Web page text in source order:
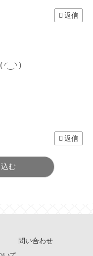
返信
◜‿◝ )
返信
む
問い合わせ